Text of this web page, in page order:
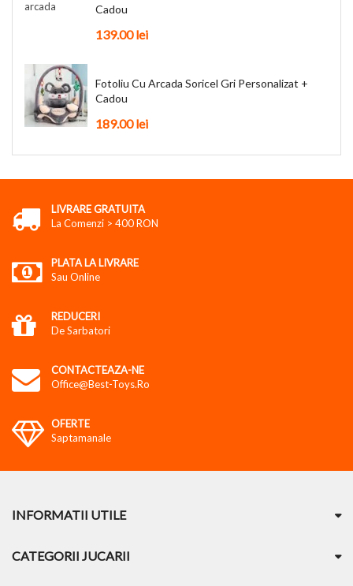
Cadou
139.00 lei
Fotoliu Cu Arcada Soricel Gri Personalizat +
Cadou
189.00 lei
LIVRARE GRATUITA
La Comenzi > 400 RON
PLATA LA LIVRARE
Sau Online
REDUCERI
De Sarbatori
CONTACTEAZA-NE
Office@best-Toys.ro
OFERTE
Saptamanale
INFORMATII UTILE
CATEGORII JUCARII